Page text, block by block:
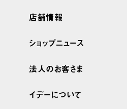
店舗情報
ショップニュース
法人のお客さま
イデーについて